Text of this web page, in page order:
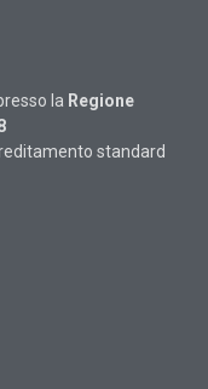
la Regione
standard